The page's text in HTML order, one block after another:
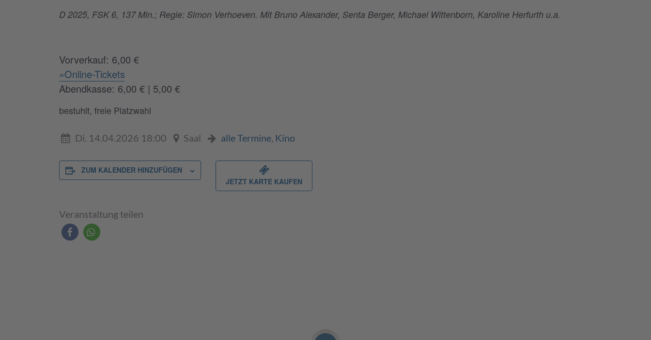
D 2025, FSK 6, 137 Min.; Regie: Simon Verhoeven. Mit Bruno Alexander, Senta Berger, Michael Wittenborn, Karoline Herfurth u.a.
Vorverkauf: 6,00 €
»Online-Tickets
Abendkasse: 6,00 € | 5,00 €
bestuhlt, freie Platzwahl
Di. 14.04.2026 18:00 Saal alle Termine, Kino
ZUM KALENDER HINZUFÜGEN
JETZT KARTE KAUFEN
Veranstaltung teilen